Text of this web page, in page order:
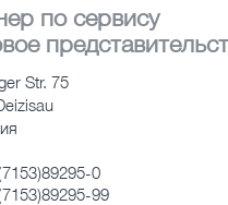
по сервису
Str. 75
0
99